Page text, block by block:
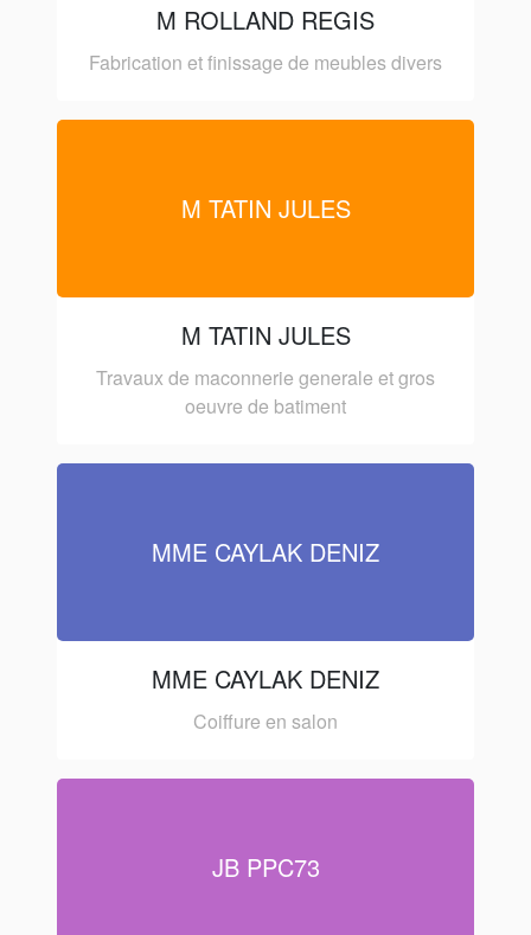
M ROLLAND REGIS
Fabrication et finissage de meubles divers
M TATIN JULES
M TATIN JULES
Travaux de maconnerie generale et gros
oeuvre de batiment
MME CAYLAK DENIZ
MME CAYLAK DENIZ
Coiffure en salon
JB PPC73